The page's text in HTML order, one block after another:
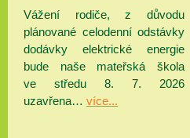
Vážení rodiče, z důvodu
plánované celodenní odstávky
dodávky elektrické energie
bude naše mateřská škola
ve středu 8. 7. 2026
uzavřena… více...